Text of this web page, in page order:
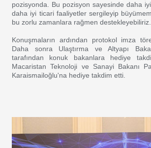
pozisyonda. Bu pozisyon sayesinde daha
daha iyi ticari faaliyetler sergileyip
bu zorlu zamanlara rağmen
Konuşmaların ardından protokol imza
Daha sonra Ulaştırma ve Altyapı
tarafından konuk bakanlara hediye
Macaristan Teknoloji ve Sanayi Bakanı
Karaismailoğlu'na hediye takdim etti.